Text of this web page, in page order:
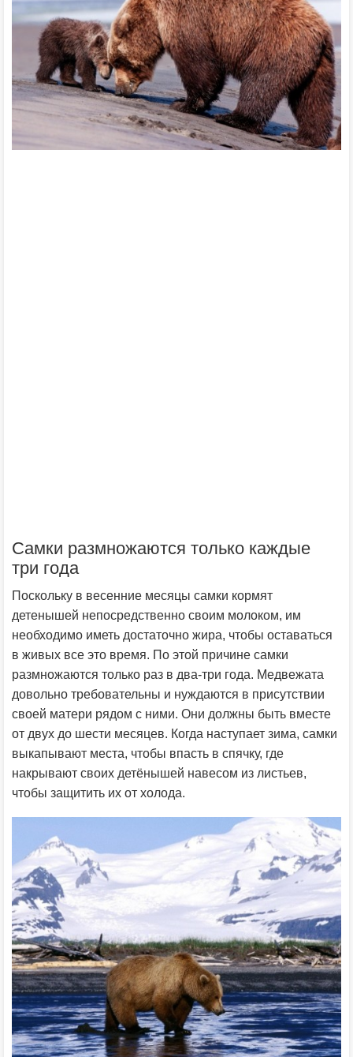
Самки размножаются только каждые
три года
Поскольку в весенние месяцы самки кормят
детенышей непосредственно своим молоком, им
необходимо иметь достаточно жира, чтобы оставаться
в живых все это время. По этой причине самки
размножаются только раз в два-три года. Медвежата
довольно требовательны и нуждаются в присутствии
своей матери рядом с ними. Они должны быть вместе
от двух до шести месяцев. Когда наступает зима, самки
выкапывают места, чтобы впасть в спячку, где
накрывают своих детёнышей навесом из листьев,
чтобы защитить их от холода.